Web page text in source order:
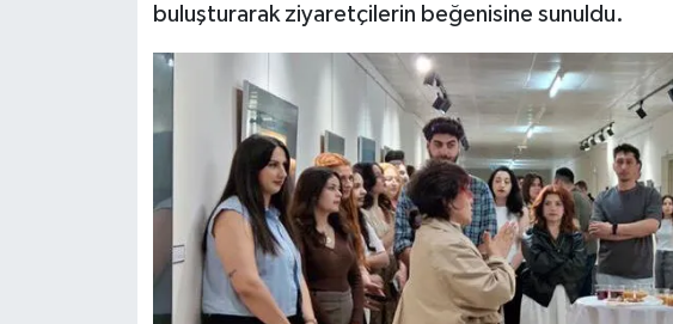
buluşturarak ziyaretçilerin beğenisine sunuldu.